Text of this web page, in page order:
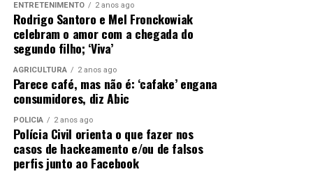
ENTRETENIMENTO 2 anos ago
Rodrigo Santoro e Mel Fronckowiak
celebram o amor com a chegada do
segundo filho; ‘Viva’
AGRICULTURA 2 anos ago
Parece café, mas não é: ‘cafake’ engana
consumidores, diz Abic
POLÍCIA 2 anos ago
Polícia Civil orienta o que fazer nos
casos de hackeamento e/ou de falsos
perfis junto ao Facebook